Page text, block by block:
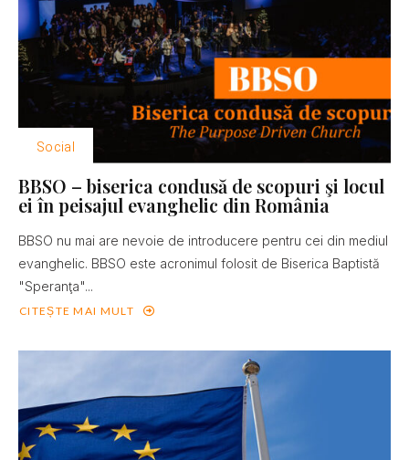
Social
BBSO – biserica condusă de scopuri şi locul
ei în peisajul evanghelic din România
BBSO nu mai are nevoie de introducere pentru cei din mediul
evanghelic. BBSO este acronimul folosit de Biserica Baptistă
"Speranţa"...
CITEȘTE MAI MULT